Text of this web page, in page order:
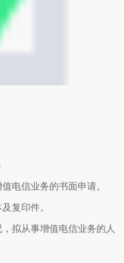
电信业务的书面申请。
复印件。
拟从事增值电信业务的人